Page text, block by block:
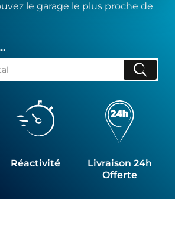
le garage le plus proche de
Réactivité
Livraison 24h
Offerte